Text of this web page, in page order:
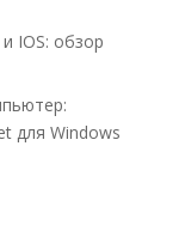
IOS: обзор
для Windows